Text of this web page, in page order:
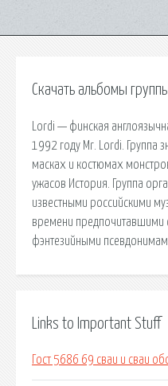
Скачать альбомы
Lordi — финская
1992 году Mr. Lordi. Группа
масках и костюмах
ужасов История. Группа
известными российскими
времени предпочитавшими
фэнтезийными
Links to Important Stuff
Гост 5686 69 сваи и сваи